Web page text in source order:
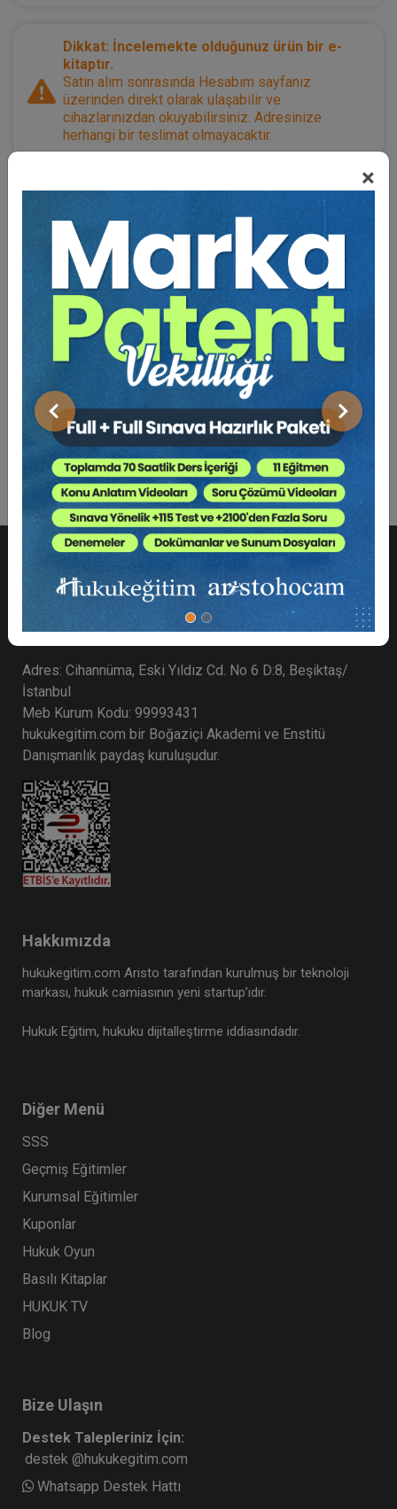
×
Önceki Sonraki
Dikkat: İncelemekte olduğunuz ürün bir e-
kitaptır.
Satın alım sonrasında Hesabım sayfanız
üzerinden direkt olarak ulaşabilir ve
cihazlarınızdan okuyabilirsiniz. Adresinize
herhangi bir teslimat olmayacaktır.
Bütün Hukuk Kitapları
Borçlar Hukuku,Ücretsizler / Armağanımızdır
Açıklama Yazar
Bu Kitap İçin Kaç Ağaç
Kesiliyor ?
TBK - Türk Borçlar Kanunu
Adres: Cihannüma, Eski Yıldız Cd. No 6 D:8, Beşiktaş/
İstanbul
Meb Kurum Kodu: 99993431
hukukegitim.com bir Boğaziçi Akademi ve Enstitü
Danışmanlık paydaş kuruluşudur.
Hakkımızda
hukukegitim.com Aristo tarafından kurulmuş bir teknoloji
markası, hukuk camiasının yeni startup’ıdır.
Hukuk Eğitim, hukuku dijitalleştirme iddiasındadır.
Diğer Menü
SSS
Geçmiş Eğitimler
Kurumsal Eğitimler
Kuponlar
Hukuk Oyun
Basılı Kitaplar
HUKUK TV
Blog
Bize Ulaşın
Destek Talepleriniz İçin:
destek @hukukegitim.com
Whatsapp Destek Hattı